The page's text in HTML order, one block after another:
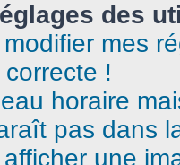
des
mes
correcte !
horaire
pas dans
une